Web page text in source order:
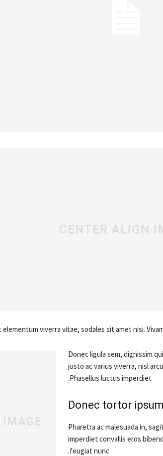
viverra vitae, sodales sit amet nisi.
Donec ligula sem, dignissim
justo ac varius viverra, nisl
Phasellus luctus imperdiet.
Donec tortor ipsum
Pharetra ac malesuada in,
imperdiet convallis eros
feugiat nunc.